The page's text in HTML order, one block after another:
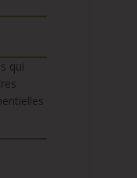
qui